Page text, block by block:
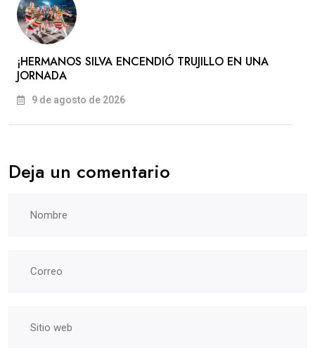
​¡HERMANOS SILVA ENCENDIÓ TRUJILLO EN UNA
JORNADA
9 de agosto de 2026
Deja un comentario